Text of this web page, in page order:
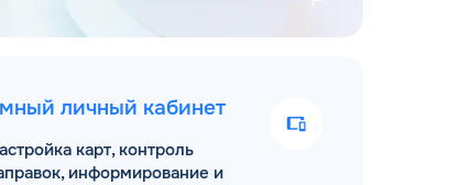
личный кабинет
карт, контроль
информирование и